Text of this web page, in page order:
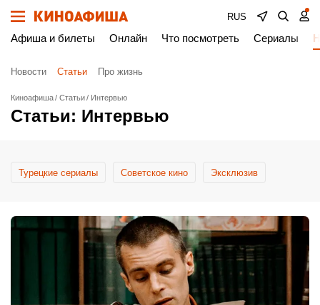
RUS
Афиша и билеты Онлайн Что посмотреть Сериалы
Новости Статьи Про жизнь
Киноафиша Статьи Интервью
Статьи: Интервью
Турецкие сериалы Cоветское кино Эксклюзив